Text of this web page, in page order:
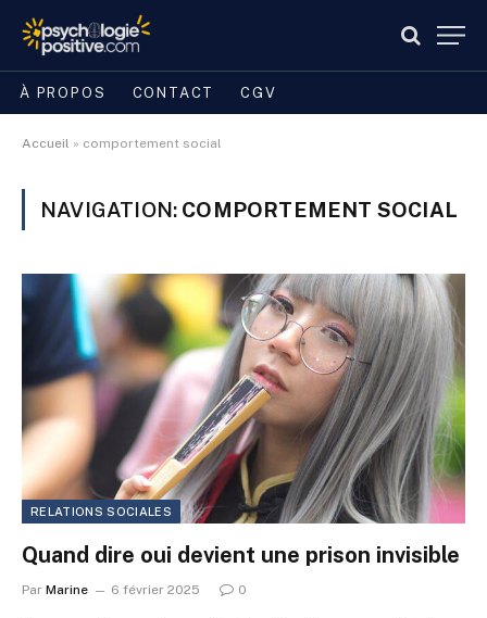
À PROPOS CONTACT CGV
Accueil » comportement social
NAVIGATION: COMPORTEMENT SOCIAL
RELATIONS SOCIALES
Quand dire oui devient une prison invisible
Par Marine 6 février 2025 0